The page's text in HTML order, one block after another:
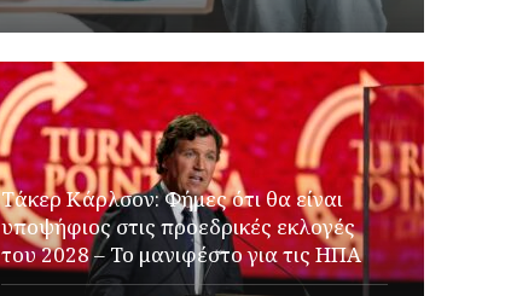
Τάκερ Κάρλσον: Φήμες ότι θα είναι
υποψήφιος στις προεδρικές εκλογές
του 2028 – Το μανιφέστο για τις ΗΠΑ